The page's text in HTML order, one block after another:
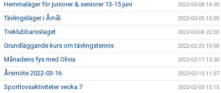
Hemmaläger för juniorer & seniorer 13-15 juni 2022-03-08 14:30
Tävlingsläger i Åmål 2022-03-05 15:00
Treklubbarsslaget 2022-03-04 22:00
Grundläggande kurs om tävlingstennis 2022-02-25 10:00
Månadens fys med Olivia 2022-02-17 13:30
Årsmöte 2022-03-16 2022-02-10 11:07
Sportlovsaktiviteter vecka.7 2022-02-03 15:15